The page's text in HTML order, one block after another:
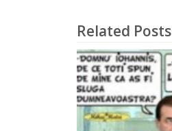
Related Posts